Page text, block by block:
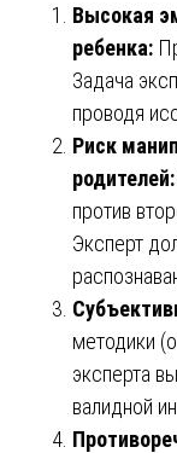
Высокая
ребенка:
Задача
проводя
Риск
родителей:
против
Эксперт
методики
эксперта
валидной